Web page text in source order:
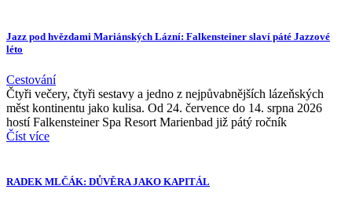
Jazz pod hvězdami Mariánských Lázní: Falkensteiner slaví páté Jazzové
léto
Cestování
Čtyři večery, čtyři sestavy a jedno z nejpůvabnějších lázeňských
měst kontinentu jako kulisa. Od 24. července do 14. srpna 2026
hostí Falkensteiner Spa Resort Marienbad již pátý ročník
Číst více
RADEK MLČÁK: DŮVĚRA JAKO KAPITÁL